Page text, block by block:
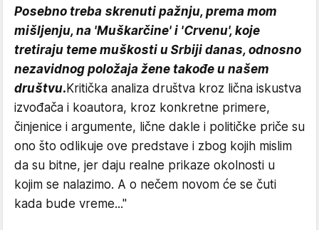
Posebno treba skrenuti pažnju, prema mom
mišljenju, na 'Muškarčine' i 'Crvenu', koje
tretiraju teme muškosti u Srbiji danas, odnosno
nezavidnog položaja žene takođe u našem
društvu. Kritička analiza društva kroz lična iskustva
izvođača i koautora, kroz konkretne primere,
činjenice i argumente, lične dakle i političke priče su
ono što odlikuje ove predstave i zbog kojih mislim
da su bitne, jer daju realne prikaze okolnosti u
kojim se nalazimo. A o nečem novom će se čuti
kada bude vreme..."